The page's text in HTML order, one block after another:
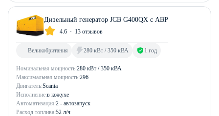
Дизельный генератор JCB G400QX с АВР
4.6 13 отзывов
Номинальная мощность:280 кВт / 350 кВА
Максимальная мощность:296
Двигатель:Scania
Исполнение:в кожухе
Автоматизация:2 - автозапуск
Расход топлива:52 л/ч
Великобритания 280 кВт / 350 кВА 1 год